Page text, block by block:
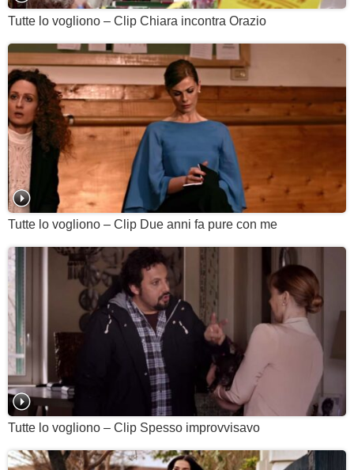
Tutte lo vogliono – Clip Chiara incontra Orazio
Tutte lo vogliono – Clip Due anni fa pure con me
Tutte lo vogliono – Clip Spesso improvvisavo